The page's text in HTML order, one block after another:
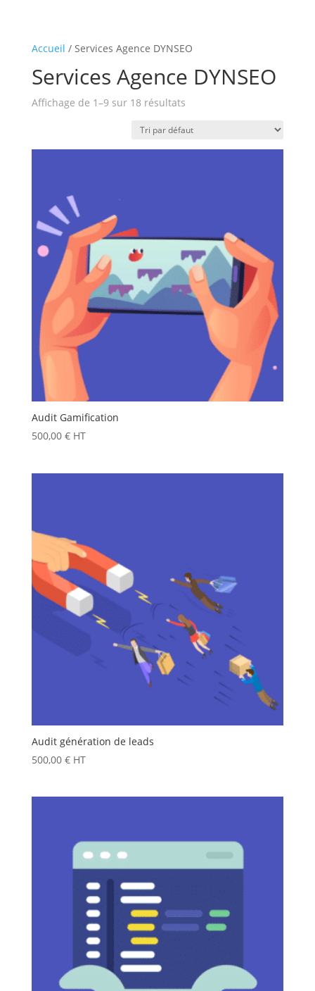
Accueil / Services Agence DYNSEO
Services Agence DYNSEO
Affichage de 1–9 sur 18 résultats
Audit Gamification
500,00 € HT
Audit génération de leads
500,00 € HT